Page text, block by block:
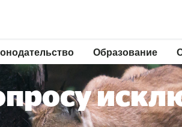
Образование